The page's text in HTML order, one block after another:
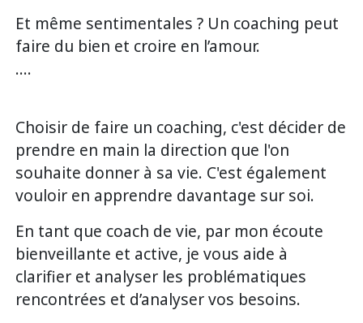
Et même sentimentales ? Un coaching peut
faire du bien et croire en l’amour.
….
Choisir de faire un coaching, c'est décider de
prendre en main la direction que l'on
souhaite donner à sa vie. C'est également
vouloir en apprendre davantage sur soi.
En tant que coach de vie, par mon écoute
bienveillante et active, je vous aide à
clarifier et analyser les problématiques
rencontrées et d’analyser vos besoins.